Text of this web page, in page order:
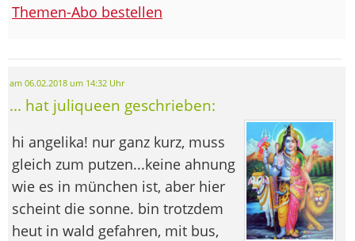
Themen-Abo bestellen
am 06.02.2018 um 14:32 Uhr
... hat juliqueen geschrieben:
hi angelika! nur ganz kurz, muss
gleich zum putzen...keine ahnung
wie es in münchen ist, aber hier
scheint die sonne. bin trotzdem
heut in wald gefahren, mit bus,